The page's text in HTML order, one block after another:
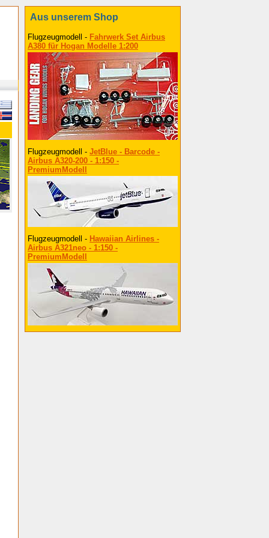
Aus unserem Shop
Flugzeugmodell - Fahrwerk Set Airbus
A380 für Hogan Modelle 1:200
Flugzeugmodell - JetBlue - Barcode -
Airbus A320-200 - 1:150 -
PremiumModell
Flugzeugmodell - Hawaiian Airlines -
Airbus A321neo - 1:150 -
PremiumModell